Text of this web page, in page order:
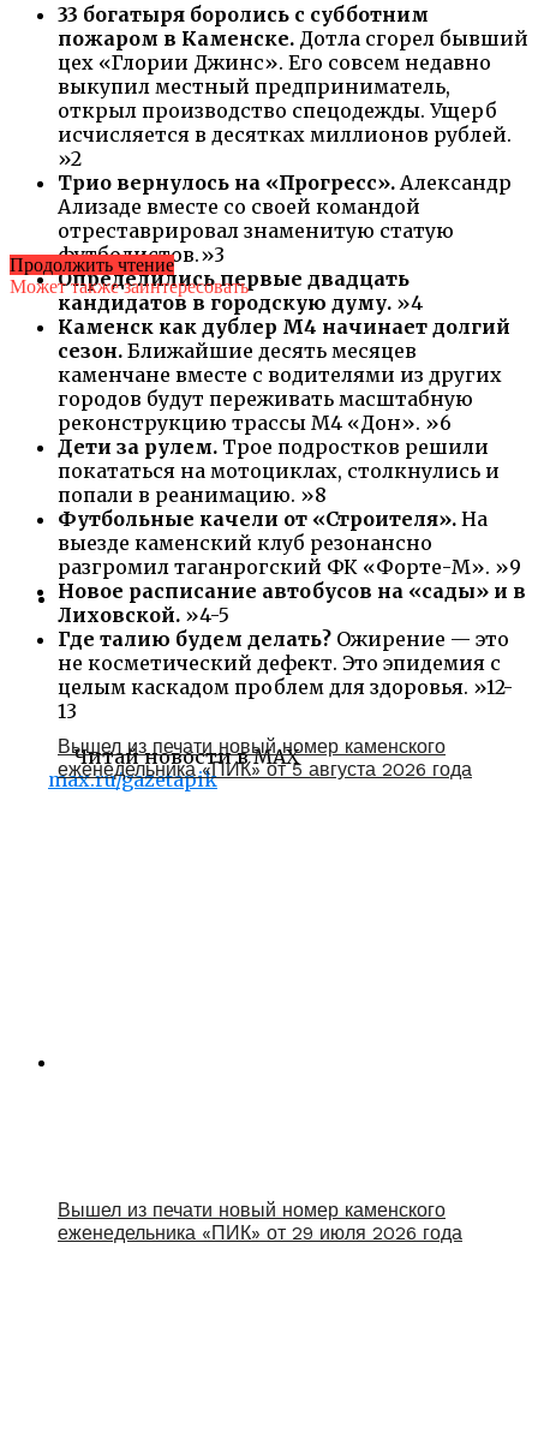
33 богатыря боролись с субботним
пожаром в Каменске. Дотла сгорел бывший
цех «Глории Джинс». Его совсем недавно
выкупил местный предприниматель,
открыл производство спецодежды. Ущерб
исчисляется в десятках миллионов рублей.
»2
Трио вернулось на «Прогресс». Александр
Ализаде вместе со своей командой
отреставрировал знаменитую статую
футболистов.»3
Определились первые двадцать
кандидатов в городскую думу. »4
Каменск как дублер М4 начинает долгий
сезон. Ближайшие десять месяцев
каменчане вместе с водителями из других
городов будут переживать масштабную
реконструкцию трассы М4 «Дон». »6
Дети за рулем. Трое подростков решили
покататься на мотоциклах, столкнулись и
попали в реанимацию. »8
Футбольные качели от «Строителя». На
выезде каменский клуб резонансно
разгромил таганрогский ФК «Форте-М». »9
Новое расписание автобусов на «сады» и в
Лиховской. »4-5
Где талию будем делать? Ожирение — это
не косметический дефект. Это эпидемия с
целым каскадом проблем для здоровья. »12-
13
Читай новости в MAX
max.ru/gazetapik
Продолжить чтение
Может также заинтересовать
Вышел из печати новый номер каменского
еженедельника «ПИК» от 5 августа 2026 года
Вышел из печати новый номер каменского
еженедельника «ПИК» от 29 июля 2026 года